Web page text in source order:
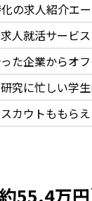
の求人紹介エ
人就活サービス
た企業からオ
究に忙しい学
カウトももら
55.4万円